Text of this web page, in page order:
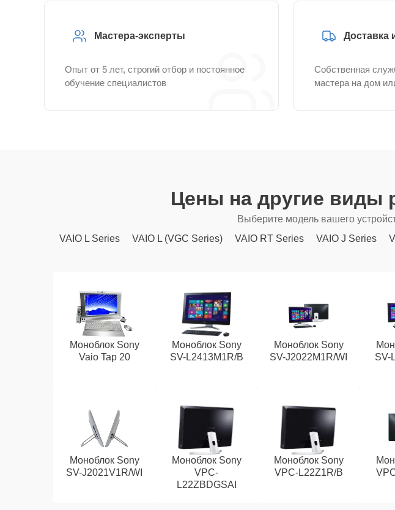
Мастера-эксперты
Опыт от 5 лет, строгий отбор и постоянное
обучение специалистов
Доставка
Собственная
мастера на дом
Цены на другие виды
Выберите модель вашего
VAIO L Series
VAIO L (VGC Series) VAIO RT Series VAIO J Series
Моноблок Sony
Vaio Tap 20
Моноблок Sony
SV-L2413M1R/B
Моноблок Sony
SV-J2022M1R/WI
SV-
Моноблок Sony
SV-J2021V1R/WI
Моноблок Sony
VPC-
L22ZBDGSAI
Моноблок Sony
VPC-L22Z1R/B